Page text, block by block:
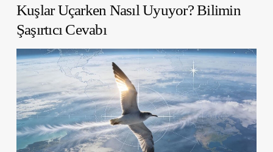
Kuşlar Uçarken Nasıl Uyuyor? Bilimin
Şaşırtıcı Cevabı